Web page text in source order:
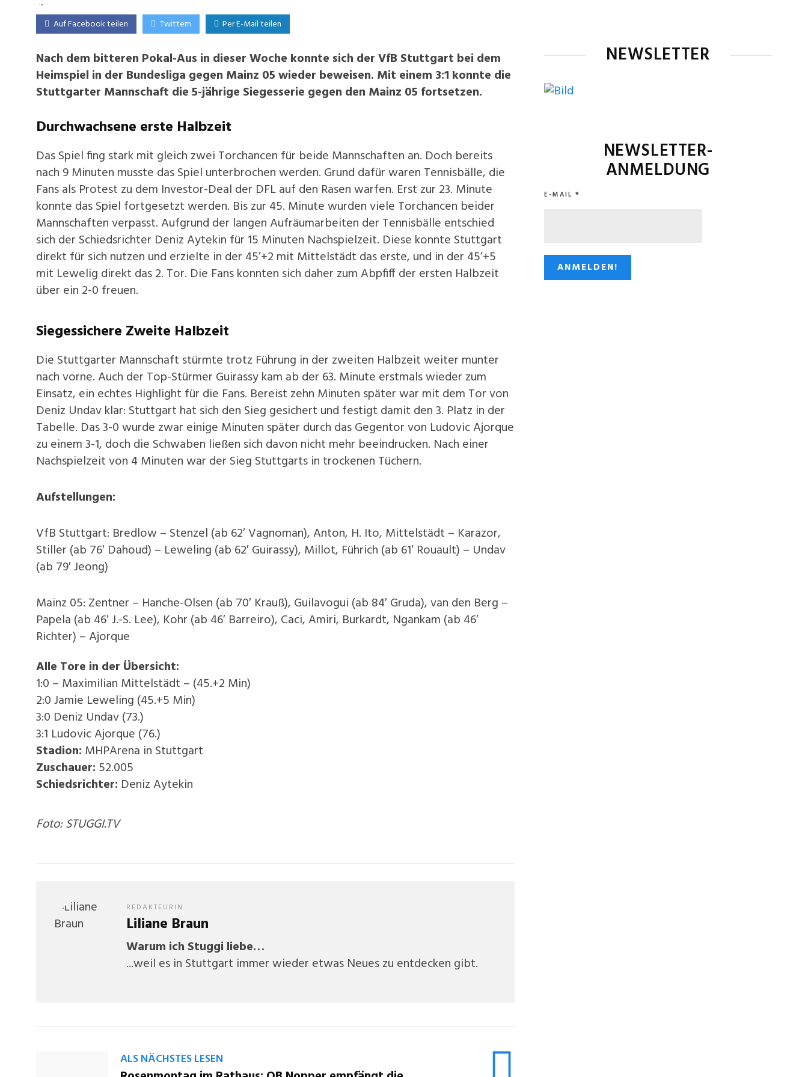
Auf Facebook teilen Twittern Per E-Mail teilen
Nach dem bitteren Pokal-Aus in dieser Woche konnte sich der VfB Stuttgart bei dem
Heimspiel in der Bundesliga gegen Mainz 05 wieder beweisen. Mit einem 3:1 konnte die
Stuttgarter Mannschaft die 5-jährige Siegesserie gegen den Mainz 05 fortsetzen.
Durchwachsene erste Halbzeit
Das Spiel fing stark mit gleich zwei Torchancen für beide Mannschaften an. Doch bereits
nach 9 Minuten musste das Spiel unterbrochen werden. Grund dafür waren Tennisbälle, die
Fans als Protest zu dem Investor-Deal der DFL auf den Rasen warfen. Erst zur 23. Minute
konnte das Spiel fortgesetzt werden. Bis zur 45. Minute wurden viele Torchancen beider
Mannschaften verpasst. Aufgrund der langen Aufräumarbeiten der Tennisbälle entschied
sich der Schiedsrichter Deniz Aytekin für 15 Minuten Nachspielzeit. Diese konnte Stuttgart
direkt für sich nutzen und erzielte in der 45’+2 mit Mittelstädt das erste, und in der 45’+5
mit Lewelig direkt das 2. Tor. Die Fans konnten sich daher zum Abpfiff der ersten Halbzeit
über ein 2-0 freuen.
Siegessichere Zweite Halbzeit
Die Stuttgarter Mannschaft stürmte trotz Führung in der zweiten Halbzeit weiter munter
nach vorne. Auch der Top-Stürmer Guirassy kam ab der 63. Minute erstmals wieder zum
Einsatz, ein echtes Highlight für die Fans. Bereist zehn Minuten später war mit dem Tor von
Deniz Undav klar: Stuttgart hat sich den Sieg gesichert und festigt damit den 3. Platz in der
Tabelle. Das 3-0 wurde zwar einige Minuten später durch das Gegentor von Ludovic Ajorque
zu einem 3-1, doch die Schwaben ließen sich davon nicht mehr beeindrucken. Nach einer
Nachspielzeit von 4 Minuten war der Sieg Stuttgarts in trockenen Tüchern.
Aufstellungen:
VfB Stuttgart: Bredlow – Stenzel (ab 62′ Vagnoman), Anton, H. Ito, Mittelstädt – Karazor,
Stiller (ab 76′ Dahoud) – Leweling (ab 62′ Guirassy), Millot, Führich (ab 61′ Rouault) – Undav
(ab 79′ Jeong)
Mainz 05: Zentner – Hanche-Olsen (ab 70′ Krauß), Guilavogui (ab 84′ Gruda), van den Berg –
Papela (ab 46′ J.-S. Lee), Kohr (ab 46′ Barreiro), Caci, Amiri, Burkardt, Ngankam (ab 46′
Richter) – Ajorque
Alle Tore in der Übersicht:
1:0 – Maximilian Mittelstädt – (45.+2 Min)
2:0 Jamie Leweling (45.+5 Min)
3:0 Deniz Undav (73.)
3:1 Ludovic Ajorque (76.)
Stadion: MHPArena in Stuttgart
Zuschauer: 52.005
Schiedsrichter: Deniz Aytekin
Foto: STUGGI.TV
REDAKTEURIN
Liliane Braun
Warum ich Stuggi liebe…
...weil es in Stuttgart immer wieder etwas Neues zu entdecken gibt.
ALS NÄCHSTES LESEN
NEWSLETTER
NEWSLETTER-
ANMELDUNG
E-MAIL *